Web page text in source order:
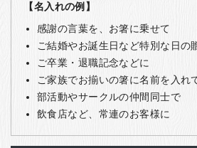
【名入れの例】
感謝の言葉を、お箸に乗せて
ご結婚やお誕生日など特別な日の
ご卒業・退職記念などに
ご家族でお揃いの箸に名前を入れ
部活動やサークルの仲間同士で
飲食店など、常連のお客様に